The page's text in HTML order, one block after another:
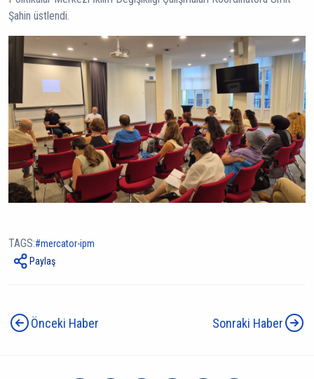
Şahin üstlendi.
TAGS: mercator-i̇pm
Paylaş
Önceki Haber Sonraki Haber